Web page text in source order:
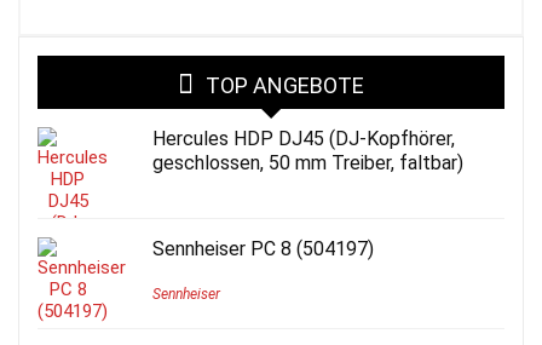
TOP ANGEBOTE
Hercules HDP DJ45 (DJ-Kopfhörer,
geschlossen, 50 mm Treiber, faltbar)
Sennheiser PC 8 (504197)
Sennheiser